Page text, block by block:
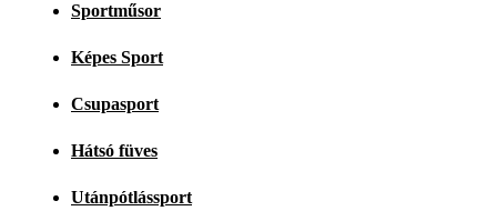
Sportműsor
Képes Sport
Csupasport
Hátsó füves
Utánpótlássport